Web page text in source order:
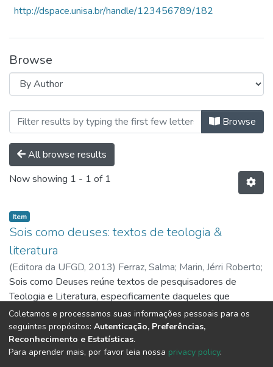
http://dspace.unisa.br/handle/123456789/182
Browse
Browsing Ebooks I Capítulos de
Browse
All browse results
Now showing 1 - 1 of 1
Item
Sois como deuses: textos de teologia &
literatura
(Editora da UFGD, 2013) Ferraz, Salma; Marin, Jérri Roberto;
Leopoldo, Raphael Novaresi
Sois como Deuses reúne textos de pesquisadores de
Teologia e Literatura, especificamente daqueles que
participaram do Simpósio de Teologia e Literatura: estudos
comparados, realizado durante o III Simpósio Internacional
sobre Religiosidade, Diálogos Culturais e Hibridações, que
ocorreu em Campo Grande entre 21 e 24 de abril de 2009,
Show more
Coletamos e processamos suas informações pessoais para os
seguintes propósitos: Autenticação, Preferências,
Reconhecimento e Estatísticas.
Para aprender mais, por favor leia nossa privacy policy.